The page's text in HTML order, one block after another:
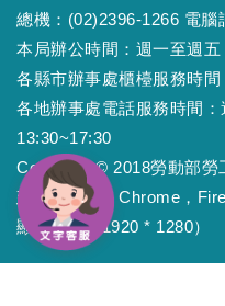
總機：(02)2396-1266 電
本局辦公時間：週一至週
各縣市辦事處櫃檯服務時
各地辦事處電話服務時間：
13:30~17:30
Copyright © 2018勞動部勞
建議瀏覽器：Chrome，
顯示效果為1920 * 1280）